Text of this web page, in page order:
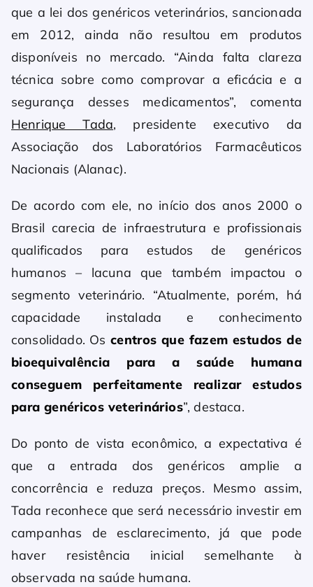
que a lei dos genéricos veterinários, sancionada
em 2012, ainda não resultou em produtos
disponíveis no mercado. “Ainda falta clareza
técnica sobre como comprovar a eficácia e a
segurança desses medicamentos”, comenta
Henrique Tada, presidente executivo da
Associação dos Laboratórios Farmacêuticos
Nacionais (Alanac).
De acordo com ele, no início dos anos 2000 o
Brasil carecia de infraestrutura e profissionais
qualificados para estudos de genéricos
humanos – lacuna que também impactou o
segmento veterinário. “Atualmente, porém, há
capacidade instalada e conhecimento
consolidado. Os centros que fazem estudos de
bioequivalência para a saúde humana
conseguem perfeitamente realizar estudos
para genéricos veterinários”, destaca.
Do ponto de vista econômico, a expectativa é
que a entrada dos genéricos amplie a
concorrência e reduza preços. Mesmo assim,
Tada reconhece que será necessário investir em
campanhas de esclarecimento, já que pode
haver resistência inicial semelhante à
observada na saúde humana.